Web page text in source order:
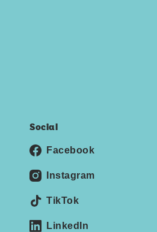
Social
Facebook
Instagram
TikTok
LinkedIn